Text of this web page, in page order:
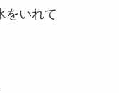
をいれて